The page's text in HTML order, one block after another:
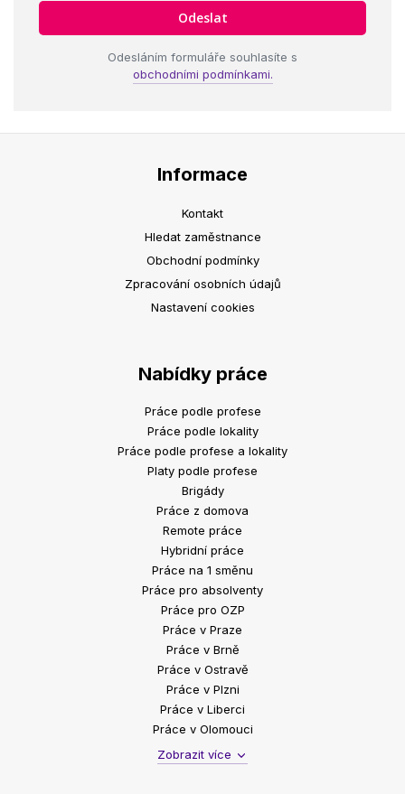
Odesláním formuláře souhlasíte s
obchodními podmínkami.
Informace
Kontakt
Hledat zaměstnance
Obchodní podmínky
Zpracování osobních údajů
Nastavení cookies
Nabídky práce
Práce podle profese
Práce podle lokality
Práce podle profese a lokality
Platy podle profese
Brigády
Práce z domova
Remote práce
Hybridní práce
Práce na 1 směnu
Práce pro absolventy
Práce pro OZP
Práce v Praze
Práce v Brně
Práce v Ostravě
Práce v Plzni
Práce v Liberci
Práce v Olomouci
Zobrazit více